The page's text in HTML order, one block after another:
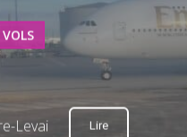
Levai Lire